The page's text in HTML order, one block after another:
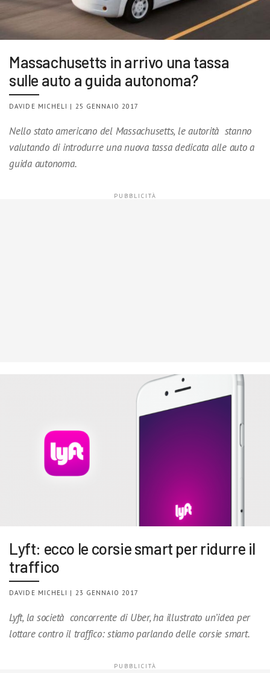
Massachusetts in arrivo una tassa
sulle auto a guida autonoma?
DAVIDE MICHELI | 25 GENNAIO 2017
Nello stato americano del Massachusetts, le autorità stanno
valutando di introdurre una nuova tassa dedicata alle auto a
guida autonoma.
Lyft: ecco le corsie smart per ridurre il
traffico
DAVIDE MICHELI | 23 GENNAIO 2017
Lyft, la società concorrente di Uber, ha illustrato un’idea per
lottare contro il traffico: stiamo parlando delle corsie smart.